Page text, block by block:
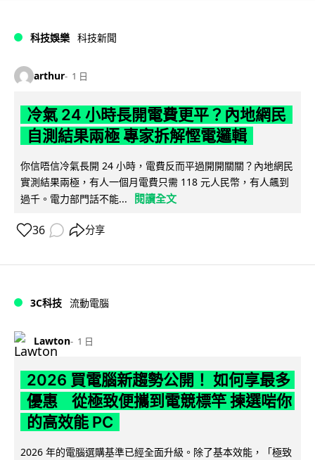
科技娛樂 科技新聞
arthur 1 日
冷氣 24 小時長開電費更平？內地網民
自測結果兩極 專家拆解慳電邏輯
你信唔信冷氣長開 24 小時，電費反而平過開開關關？內地網民
實測結果兩極，有人一個月電費只需 118 元人民幣，有人飆到
過千。電力部門話不能...
閱讀全文
36 分享
3C科技 流動電腦
Lawton 1 日
2026 買電腦新趨勢公開！ 如何享最多
優惠 從極致便攜到電競標竿 揀選啱你
的高效能 PC
2026 年的電腦選購基準已經全面升級。除了基本效能，「極致